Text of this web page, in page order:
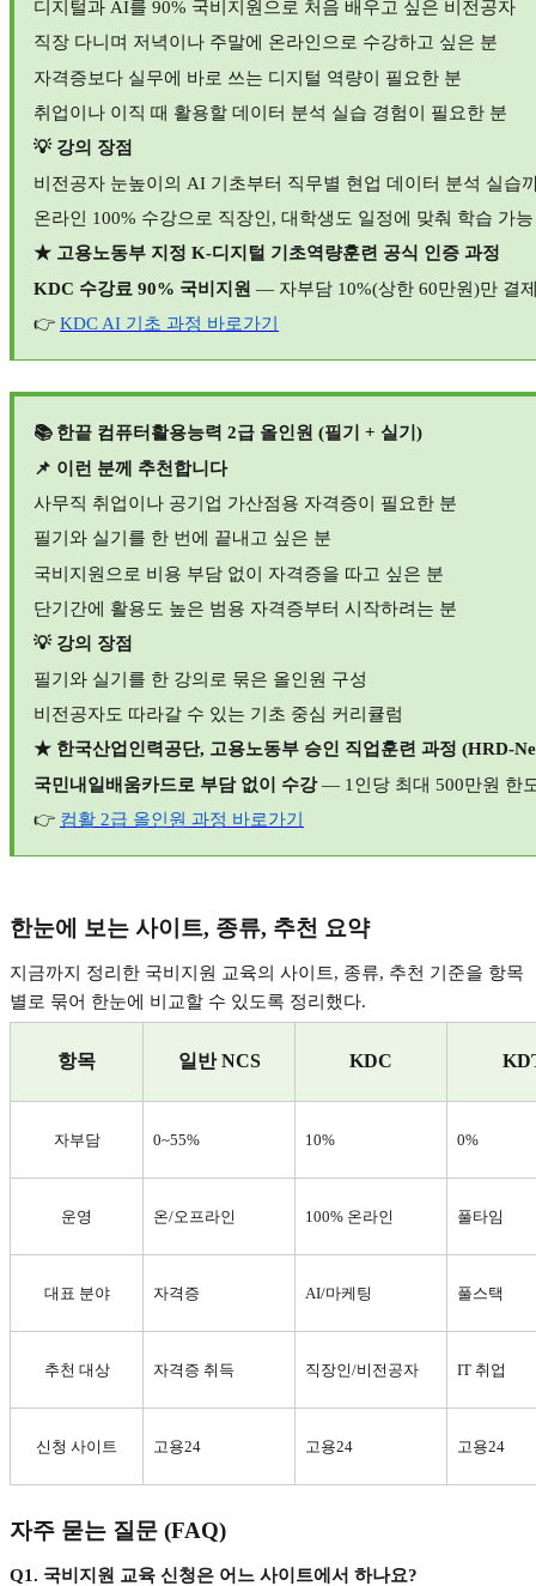
디지털과 AI를 90% 국비지원으로 처음 배우고 싶은 비전공자
직장 다니며 저녁이나 주말에 온라인으로 수강하고 싶은 분
자격증보다 실무에 바로 쓰는 디지털 역량이 필요한 분
취업이나 이직 때 활용할 데이터 분석 실습 경험이 필요한 분
💡 강의 장점
비전공자 눈높이의 AI 기초부터 직무별 현업 데이터 분석 실습
온라인
100% 수강으로 직장인 , 대학생도 일정에 맞춰 학습 가능
★ 고용노동부 지정 K-디지털 기초역량훈련 공식 인증 과정
KDC 수강료 90% 국비지원 — 자부담 10%(상한 60만원)만 결
👉 KDC AI 기초 과정 바로가기
📚 한끝 컴퓨터활용능력 2급 올인원 (필기 + 실기 )
📌 이런 분께 추천합니다
사무직 취업이나 공기업 가산점용 자격증이 필요한 분
필기와 실기를 한 번에 끝내고 싶은 분
국비지원으로 비용 부담 없이 자격증을 따고 싶은 분
단기간에 활용도 높은 범용 자격증부터 시작하려는 분
💡 강의 장점
필기와 실기를 한 강의로 묶은 올인원 구성
비전공자도 따라갈 수 있는 기초 중심 커리큘럼
★ 한국산업인력공단, 고용노동부 승인 직업훈련 과정 (HRD-
국민내일배움카드로 부담 없이 수강— 1 인당 최대 500만원 한
👉 컴활 2급 올인원 과정 바로가기
한눈에 보는 사이트, 종류, 추천 요약
지금까지 정리한 국비지원 교육의 사이트, 종류, 추천 기준을 항목
별로 묶어 한눈에 비교할 수 있도록 정리했다.
항목 일반NCS KDC
자부담 0~55% 10% 0%
운영 온/오프라인 100% 온라인 풀타임
대표 분야 자격증 AI/마케팅 풀스택
추천 대상 자격증 취득 직장인/비전공자 IT 취업
신청 사이트 고용24 고용24 고용24
자주 묻는 질문 (FAQ)
Q1. 국비지원 교육 신청은 어느 사이트에서 하나요?